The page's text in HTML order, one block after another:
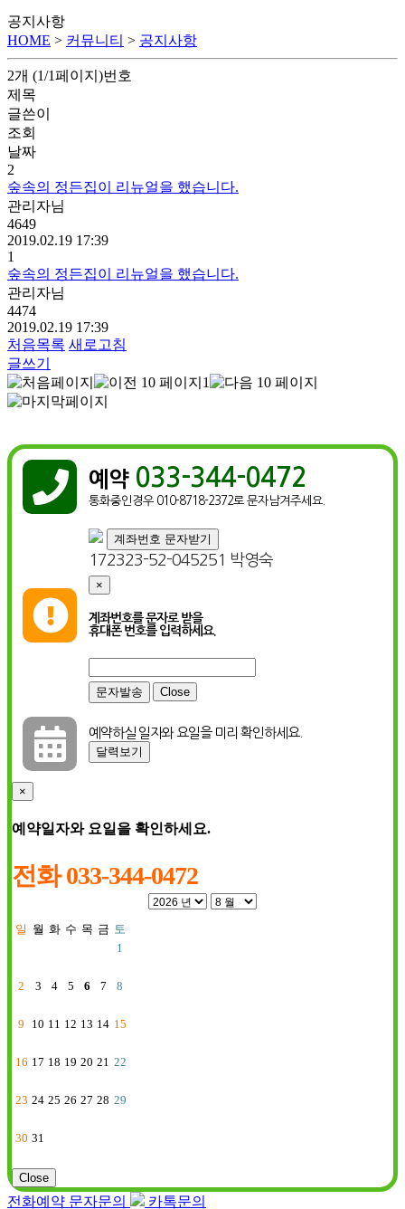
공지사항
HOME > 커뮤니티 > 공지사항
2개 (1/1페이지)번호
제목
글쓴이
조회
날짜
2
숲속의 정든집이 리뉴얼을 했습니다.
관리자님
4649
2019.02.19 17:39
1
숲속의 정든집이 리뉴얼을 했습니다.
관리자님
4474
2019.02.19 17:39
처음목록 새로고침
글쓰기
1
 예약033-344-0472
통화중인경우 010-8718-2372로 문자남겨주세요.

계좌번호 문자받기
172323-52-045251 박영숙
×
계좌번호를 문자로 받을
휴대폰 번호를 입력하세요.
Close

예약하실 일자와 요일을 미리 확인하세요.
달력보기
×
예약일자와 요일을 확인하세요.
전화 033-344-0472
일 월 화 수 목 금 토
1
2 3 4 5 6 7 8
9 10 11 12 13 14 15
16 17 18 19 20 21 22
23 24 25 26 27 28 29
30 31
Close
전화예약 문자문의 카톡문의